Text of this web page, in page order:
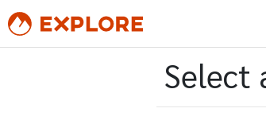
Select